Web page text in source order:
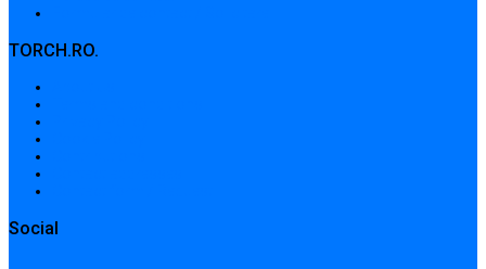
TORCH.RO.
Social